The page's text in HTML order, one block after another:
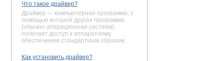
Что такое драйвер?
Драйвер — компьютерная программа, с
помощью которой другая программа
(обычно операционная система)
получает доступ к аппаратному
обеспечению стандартным образом.
Как установить драйвер?